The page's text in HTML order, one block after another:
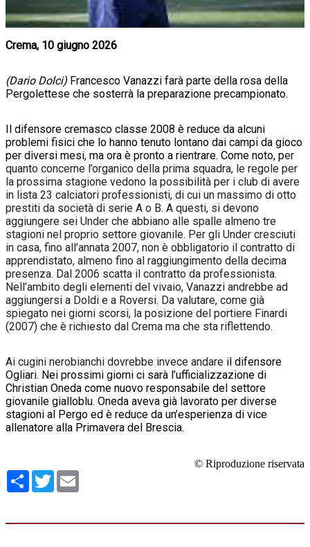
Crema, 10 giugno 2026
(Dario Dolci) Francesco Vanazzi farà parte della rosa della
Pergolettese che sosterrà la preparazione precampionato.
Il difensore cremasco classe 2008 è reduce da alcuni
problemi fisici che lo hanno tenuto lontano dai campi da gioco
per diversi mesi, ma ora è pronto a rientrare. Come noto, per
quanto concerne l’organico della prima squadra, le regole per
la prossima stagione vedono la possibilità per i club di avere
in lista 23 calciatori professionisti, di cui un massimo di otto
prestiti da società di serie A o B. A questi, si devono
aggiungere sei Under che abbiano alle spalle almeno tre
stagioni nel proprio settore giovanile. Per gli Under cresciuti
in casa, fino all’annata 2007, non è obbligatorio il contratto di
apprendistato, almeno fino al raggiungimento della decima
presenza. Dal 2006 scatta il contratto da professionista.
Nell’ambito degli elementi del vivaio, Vanazzi andrebbe ad
aggiungersi a Doldi e a Roversi. Da valutare, come già
spiegato nei giorni scorsi, la posizione del portiere Finardi
(2007) che è richiesto dal Crema ma che sta riflettendo.
Ai cugini nerobianchi dovrebbe invece andare il difensore
Ogliari. Nei prossimi giorni ci sarà l’ufficializzazione di
Christian Oneda come nuovo responsabile del settore
giovanile gialloblu. Oneda aveva già lavorato per diverse
stagioni al Pergo ed è reduce da un’esperienza di vice
allenatore alla Primavera del Brescia.
© Riproduzione riservata
Condividi
Twitter